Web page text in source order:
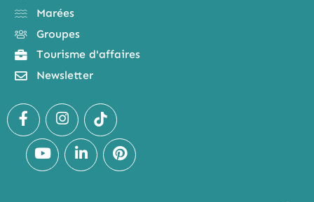
Marées
Groupes
Tourisme d'affaires
Newsletter